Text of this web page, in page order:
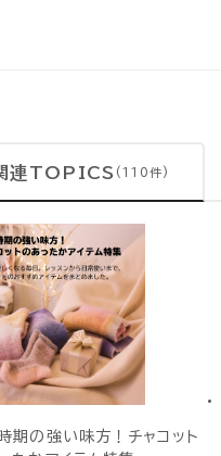
連TOPICS (110件)
期の強い味方！チャコット